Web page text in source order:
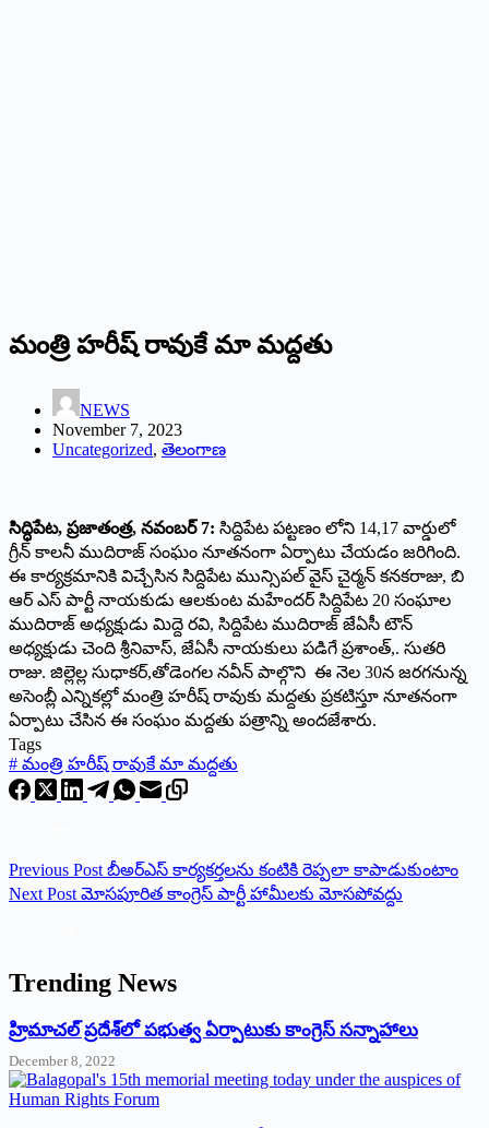
మంత్రి హరీష్ రావుకే మా మద్దతు
NEWS
November 7, 2023
Uncategorized, తెలంగాణ
సిద్ధిపేట, ప్రజాతంత్ర, నవంబర్ 7: సిద్దిపేట పట్టణం లోని 14,17 వార్డులో
గ్రీన్ కాలనీ ముదిరాజ్ సంఘం నూతనంగా ఏర్పాటు చేయడం జరిగింది.
ఈ కార్యక్రమానికి విచ్చేసిన సిద్దిపేట మున్సిపల్ వైస్ చైర్మన్ కనకరాజు, బి
ఆర్ ఎస్ పార్టీ నాయకుడు ఆలకుంట మహేందర్ సిద్దిపేట 20 సంఘాల
ముదిరాజ్ అధ్యక్షుడు మిద్దె రవి, సిద్దిపేట ముదిరాజ్ జేఏసీ టౌన్
అధ్యక్షుడు చెంది శ్రీనివాస్, జేఏసీ నాయకులు పడిగే ప్రశాంత్,. సుతరి
రాజు. జిల్లెల్ల సుధాకర్,తోడెంగల నవీన్ పాల్గొని ఈ నెల 30న జరగనున్న
అసెంబ్లీ ఎన్నికల్లో మంత్రి హరీష్ రావుకు మద్దతు ప్రకటిస్తూ నూతనంగా
ఏర్పాటు చేసిన ఈ సంఘం మద్దతు పత్రాన్ని అందజేశారు.
Tags
# మంత్రి హరీష్ రావుకే మా మద్దతు
Previous Post బీఅర్ఎస్ కార్యకర్తలను కంటికి రెప్పలా కాపాడుకుంటాం
Next Post మోసపూరిత కాంగ్రెస్ పార్టీ హామీలకు మోసపోవద్దు
Trending News
‌హ్రిమాచల్‌ ‌ప్రదేశ్‌లో పభుత్వ ఏర్పాటుకు కాంగ్రెస్‌ ‌సన్నాహాలు
December 8, 2022